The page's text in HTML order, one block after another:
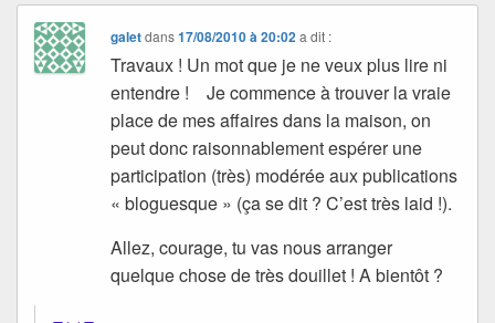
galetdans17/08/2010 à 20:02 a dit :
Travaux ! Un mot que je ne veux plus lire ni
entendre ! Je commence à trouver la vraie
place de mes affaires dans la maison, on
peut donc raisonnablement espérer une
participation (très) modérée aux publications
« bloguesque » (ça se dit ? C’est très laid !).
Allez, courage, tu vas nous arranger
quelque chose de très douillet ! A bientôt ?